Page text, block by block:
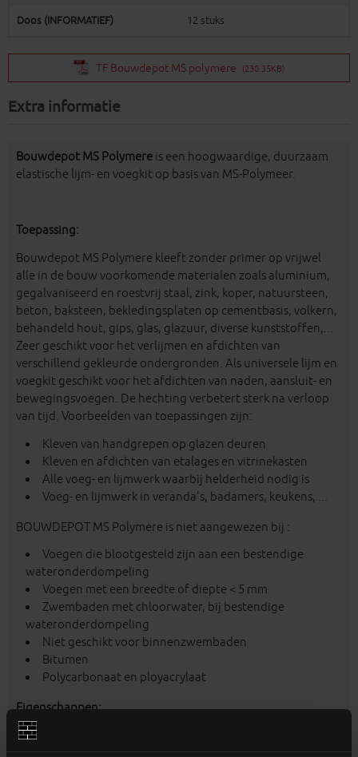
Doos (INFORMATIEF) 12 stuks
TF Bouwdepot MS polymere (230.35KB)
Extra informatie
Bouwdepot MS Polymere is een hoogwaardige, duurzaam
elastische lijm- en voegkit op basis van MS-Polymeer.
Toepassing:
Bouwdepot MS Polymere kleeft zonder primer op vrijwel
alle in de bouw voorkomende materialen zoals aluminium,
gegalvaniseerd en roestvrij staal, zink, koper, natuursteen,
beton, baksteen, bekledingsplaten op cementbasis, volkern,
behandeld hout, gips, glas, glazuur, diverse kunststoffen,...
Zeer geschikt voor het verlijmen en afdichten van
verschillend gekleurde ondergronden. Als universele lijm en
voegkit geschikt voor het afdichten van naden, aansluit- en
bewegingsvoegen. De hechting verbetert sterk na verloop
van tijd. Voorbeelden van toepassingen zijn:
Kleven van handgrepen op glazen deuren
Kleven en afdichten van etalages en vitrinekasten
Alle voeg- en lijmwerk waarbij helderheid nodig is
Voeg- en lijmwerk in veranda's, badamers, keukens, ...
BOUWDEPOT MS Polymere is niet aangewezen bij :
Voegen die blootgesteld zijn aan een bestendige
wateronderdompeling
Voegen met een breedte of diepte < 5 mm
Zwembaden met chloorwater, bij bestendige
wateronderdompeling
Niet geschikt voor binnenzwembaden
Bitumen
Polycarbonaat en ployacrylaat
Eigenschappen: